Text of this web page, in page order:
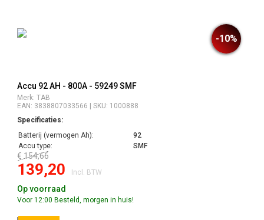
-10%
Accu 92 AH - 800A - 59249 SMF
Merk: TAB
EAN: 3838807033566 | SKU: 1000888
Specificaties:
Batterij (vermogen Ah):
92
Accu type:
SMF
€ 154,66
139,20 Incl. BTW
Op voorraad
Voor 12:00 Besteld, morgen in huis!